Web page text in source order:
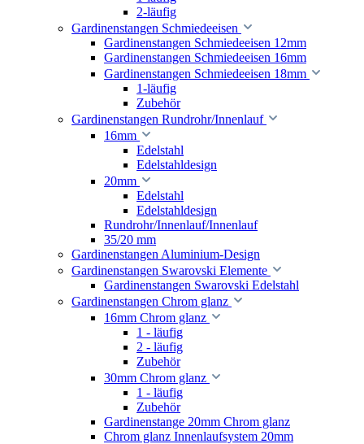
2-läufig
Gardinenstangen Schmiedeeisen
Gardinenstangen Schmiedeeisen 12mm
Gardinenstangen Schmiedeeisen 16mm
Gardinenstangen Schmiedeeisen 18mm
1-läufig
Zubehör
Gardinenstangen Rundrohr/Innenlauf
16mm
Edelstahl
Edelstahldesign
20mm
Edelstahl
Edelstahldesign
Rundrohr/Innenlauf/Innenlauf
35/20 mm
Gardinenstangen Aluminium-Design
Gardinenstangen Swarovski Elemente
Gardinenstangen Swarovski Edelstahl
Gardinenstangen Chrom glanz
16mm Chrom glanz
1 - läufig
2 - läufig
Zubehör
30mm Chrom glanz
1 - läufig
Zubehör
Gardinenstange 20mm Chrom glanz
Chrom glanz Innenlaufsystem 20mm